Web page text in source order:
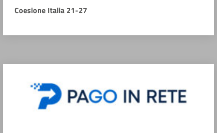
Coesione Italia 21-27